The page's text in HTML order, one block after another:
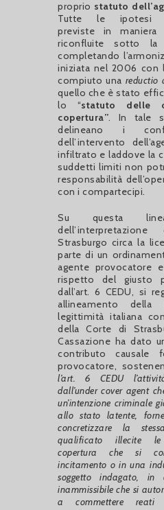
proprio statuto
Tutte le ipotesi
previste in maniera
riconfluite sotto la
completando
iniziata nel 2006 con
compiuto una reductio
quello che è stato
lo “statuto delle
copertura”. In tale
delineano i
dell’intervento
infiltrato e laddove la
suddetti limiti non
responsabilità
con i compartecipi.
Su questa
Strasburgo circa la
parte di un
agente provocatore
rispetto del giusto
dall’art. 6 CEDU, si
allineamento della
legittimità italiana
della Corte di
Cassazione ha dato
contributo causale
provocatore,
l’art. 6 CEDU
dall’under cover agent
un’intenzione criminale
allo stato latente,
concretizzare la
qualificato illecite
copertura che si
incitamento o in una
soggetto indagato, in
inammissibile che si
a commettere